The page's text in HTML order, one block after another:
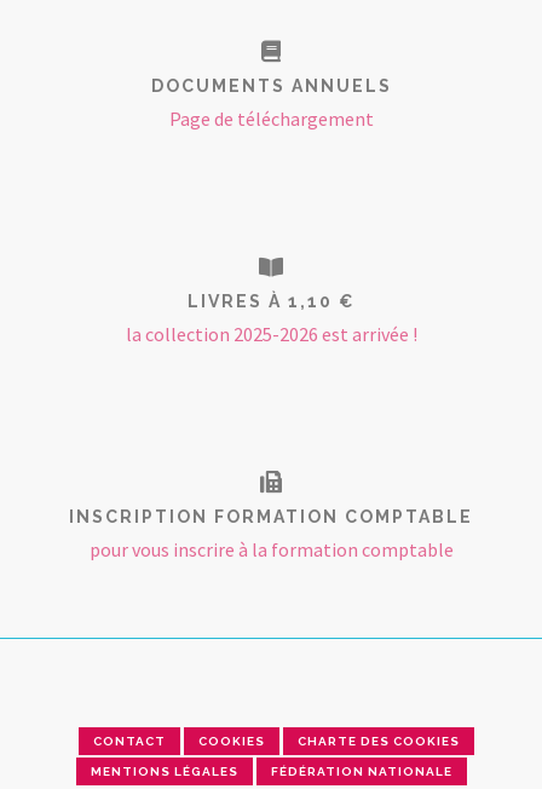
DOCUMENTS ANNUELS
Page de téléchargement
LIVRES À 1,10 €
la collection 2025-2026 est arrivée !
INSCRIPTION FORMATION COMPTABLE
pour vous inscrire à la formation comptable
CONTACT COOKIES CHARTE DES COOKIES
MENTIONS LÉGALES FÉDÉRATION NATIONALE